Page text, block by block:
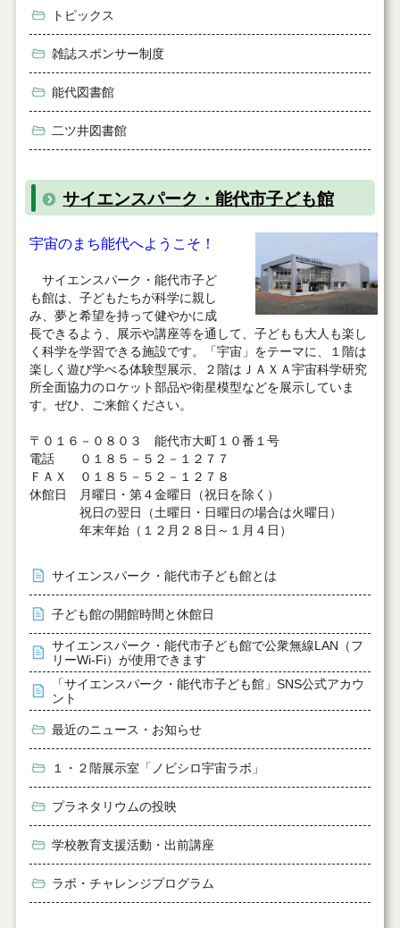
トピックス
雑誌スポンサー制度
能代図書館
二ツ井図書館
サイエンスパーク・能代市子ども館
宇宙のまち能代へようこそ！
サイエンスパーク・能代市子ど
も館は、子どもたちが科学に親し
み、夢と希望を持って健やかに成
長できるよう、展示や講座等を通して、子どもも大人も楽し
く科学を学習できる施設です。「宇宙」をテーマに、１階は
楽しく遊び学べる体験型展示、２階はＪＡＸＡ宇宙科学研究
所全面協力のロケット部品や衛星模型などを展示していま
す。ぜひ、ご来館ください。
〒０１６－０８０３ 能代市大町１０番１号
電話 ０１８５－５２－１２７７
ＦＡＸ ０１８５－５２－１２７８
休館日 月曜日・第４金曜日（祝日を除く）
祝日の翌日（土曜日・日曜日の場合は火曜日）
年末年始（１２月２８日～１月４日）
サイエンスパーク・能代市子ども館とは
子ども館の開館時間と休館日
サイエンスパーク・能代市子ども館で公衆無線LAN（フ
リーWi-Fi）が使用できます
「サイエンスパーク・能代市子ども館」SNS公式アカウ
ント
最近のニュース・お知らせ
１・２階展示室「ノビシロ宇宙ラボ」
プラネタリウムの投映
学校教育支援活動・出前講座
ラボ・チャレンジプログラム